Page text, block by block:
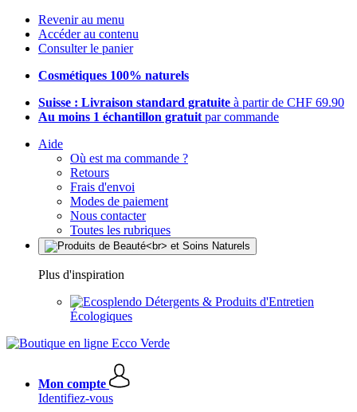
Revenir au menu
Accéder au contenu
Consulter le panier
Cosmétiques 100% naturels
Suisse : Livraison standard gratuite à partir de CHF 69.90
Au moins 1 échantillon gratuit par commande
Aide
Où est ma commande ?
Retours
Frais d'envoi
Modes de paiement
Nous contacter
Toutes les rubriques
Plus d'inspiration
Détergents & Produits d'Entretien
Écologiques
Mon compte
Identifiez-vous